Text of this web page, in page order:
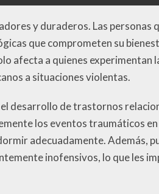
y duraderos. Las personas
que comprometen su
afecta a quienes experimentan
a situaciones violentas.
el desarrollo de trastornos
los eventos traumáticos
adecuadamente. Además,
inofensivos, lo que les